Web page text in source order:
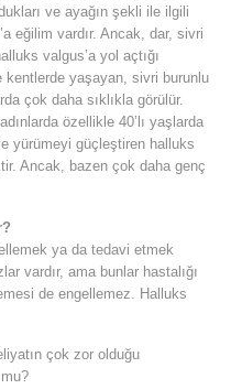
ve ayağın şekli ile ilgili
eğilim vardır. Ancak, dar, sivri
valgus’a yol açtığı
kentlerde yaşayan, sivri burunlu
çok daha sıklıkla görülür.
özellikle 40’lı yaşlarda
yürümeyi güçleştiren halluks
Ancak, bazen çok daha genç
ya da tedavi etmek
vardır, ama bunlar hastalığı
de engellemez. Halluks
çok zor olduğu